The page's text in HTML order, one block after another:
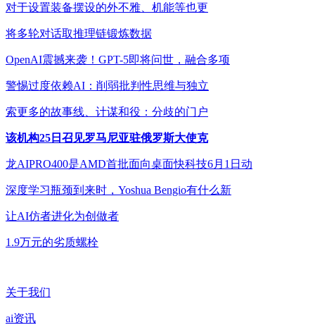
对于设置装备摆设的外不雅、机能等也更
将多轮对话取推理链锻炼数据
OpenAI震撼来袭！GPT-5即将问世，融合多项
警惕过度依赖AI：削弱批判性思维与独立
索更多的故事线、计谋和役：分歧的门户
该机构25日召见罗马尼亚驻俄罗斯大使克
龙AIPRO400是AMD首批面向桌面快科技6月1日动
深度学习瓶颈到来时，Yoshua Bengio有什么新
让AI仿者进化为创做者
1.9万元的劣质螺栓
关于我们
ai资讯